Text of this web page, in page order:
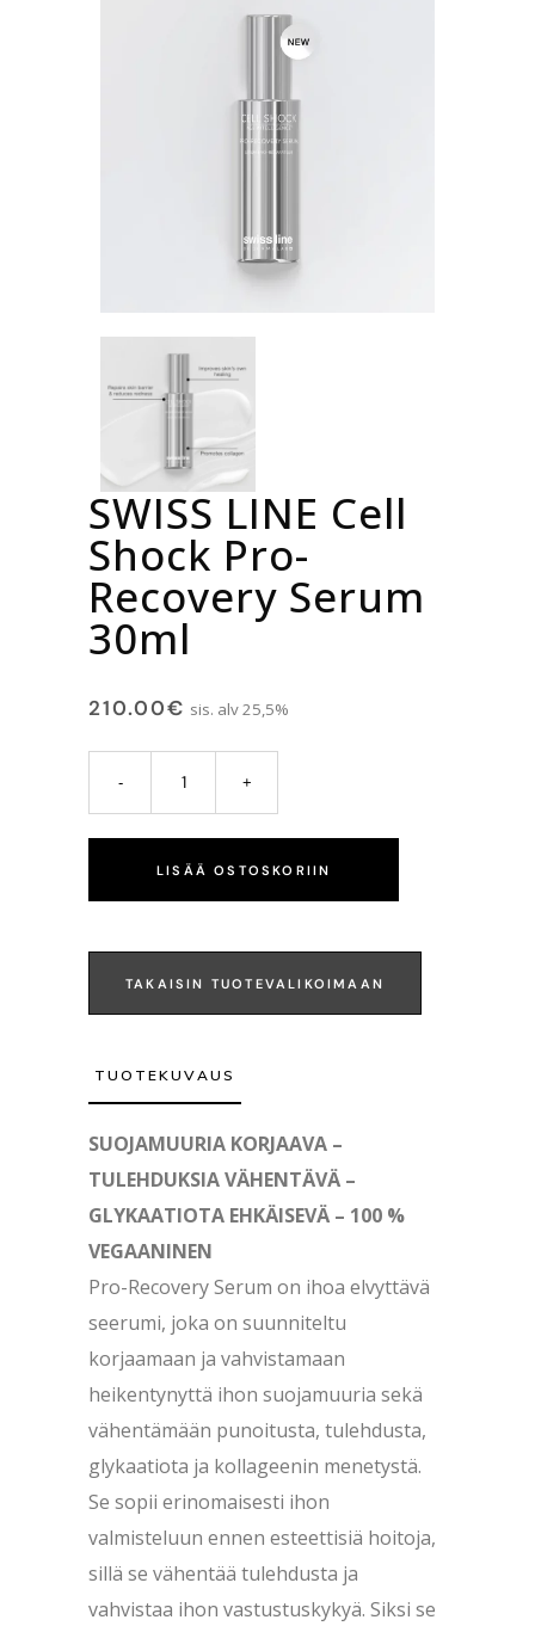
SWISS LINE Cell
Shock Pro-
Recovery Serum
30ml
210.00€ sis. alv 25,5%
LISÄÄ OSTOSKORIIN
TAKAISIN TUOTEVALIKOIMAAN
TUOTEKUVAUS
SUOJAMUURIA KORJAAVA –
TULEHDUKSIA VÄHENTÄVÄ –
GLYKAATIOTA EHKÄISEVÄ – 100 %
VEGAANINEN
Pro-Recovery Serum on ihoa elvyttävä
seerumi, joka on suunniteltu
korjaamaan ja vahvistamaan
heikentynyttä ihon suojamuuria sekä
vähentämään punoitusta, tulehdusta,
glykaatiota ja kollageenin menetystä.
Se sopii erinomaisesti ihon
valmisteluun ennen esteettisiä hoitoja,
sillä se vähentää tulehdusta ja
vahvistaa ihon vastustuskykyä. Siksi se